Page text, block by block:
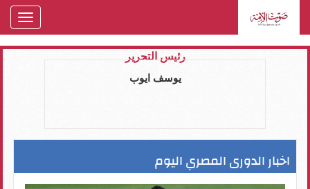
رئيس التحرير
يوسف ايوب
اخبار الدورى المصري اليوم